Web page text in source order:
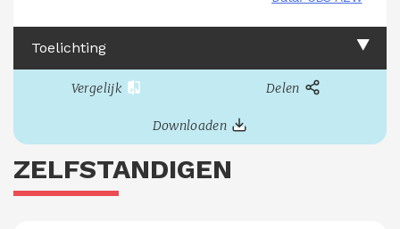
Toelichting
Vergelijk Delen
Downloaden
ZELFSTANDIGEN